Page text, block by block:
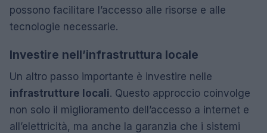
possono facilitare l’accesso alle risorse e alle
tecnologie necessarie.
Investire nell’infrastruttura locale
Un altro passo importante è investire nelle
infrastrutture locali. Questo approccio coinvolge
non solo il miglioramento dell’accesso a internet e
all’elettricità, ma anche la garanzia che i sistemi